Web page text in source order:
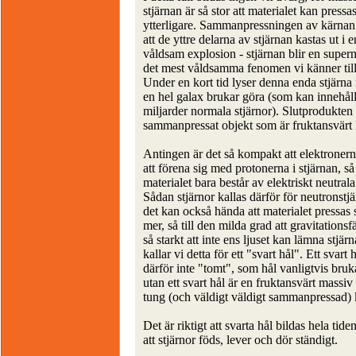
stjärnan är så stor att materialet kan
ytterligare. Sammanpressningen av
att de yttre delarna av stjärnan kastas ut i
våldsam explosion - stjärnan blir en
det mest våldsamma fenomen vi känner
Under en kort tid lyser denna enda stjärna
en hel galax brukar göra (som kan
miljarder normala stjärnor). Slutprodukten
sammanpressat objekt som är
Antingen är det så kompakt att
att förena sig med protonerna i stjärnan,
materialet bara består av elektriskt
Sådan stjärnor kallas därför för
det kan också hända att materialet pressas
mer, så till den milda grad att
så starkt att inte ens ljuset kan lämna
kallar vi detta för ett "svart hål". Ett svart
därför inte "tomt", som hål vanligtvis
utan ett svart hål är en fruktansvärt massiv
tung (och väldigt väldigt sammanpressad)
Det är riktigt att svarta hål bildas hela
att stjärnor föds, lever och dör ständigt.